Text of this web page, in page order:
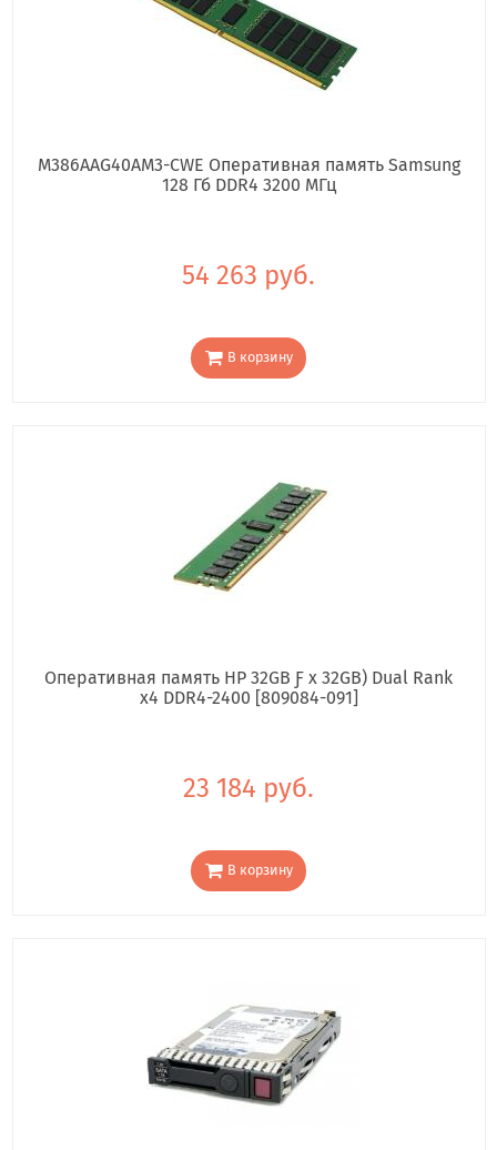
M386AAG40AM3-CWE Оперативная память Samsung
128 Гб DDR4 3200 МГц
54 263 руб.
В корзину
Оперативная память HP 32GB Ƒ x 32GB) Dual Rank
x4 DDR4-2400 [809084-091]
23 184 руб.
В корзину